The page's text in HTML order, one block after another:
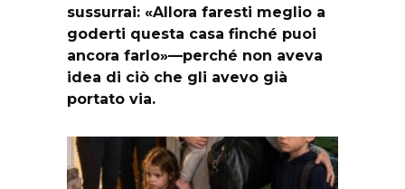
sussurrai: «Allora faresti meglio a
goderti questa casa finché puoi
ancora farlo»—perché non aveva
idea di ciò che gli avevo già
portato via.